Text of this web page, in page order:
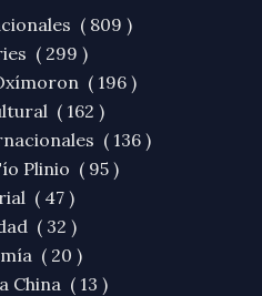
( 809 )
( 299 )
( 196 )
( 162 )
( 136 )
Plinio ( 95 )
( 47 )
( 32 )
( 20 )
China ( 13 )